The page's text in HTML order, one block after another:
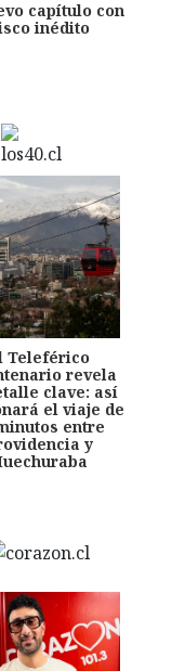
capítulo con
inédito
Teleférico
revela
clave: así
el viaje de
entre
y